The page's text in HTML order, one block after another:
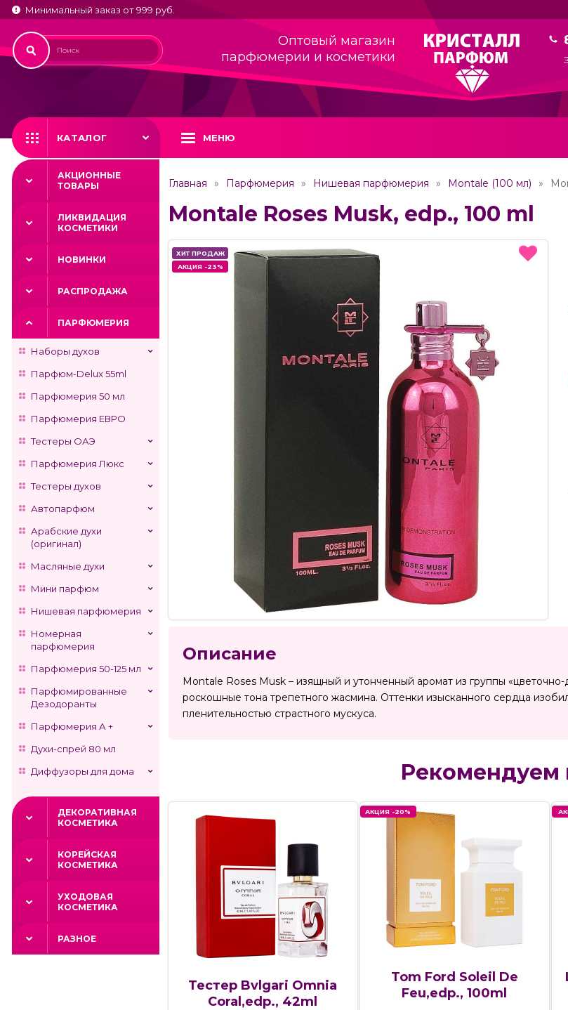
Минимальный заказ от 999 руб.
Оптовый магазин
парфюмерии и косметики
КАТАЛОГ МЕНЮ
АКЦИОННЫЕ
ТОВАРЫ
ЛИКВИДАЦИЯ
КОСМЕТИКИ
НОВИНКИ
РАСПРОДАЖА
ПАРФЮМЕРИЯ
Наборы духов
Парфюм-Delux 55ml
Парфюмерия 50 мл
Парфюмерия ЕВРО
Тестеры ОАЭ
Парфюмерия Люкс
Тестеры духов
Автопарфюм
Арабские духи
(оригинал)
Масляные духи
Мини парфюм
Нишевая парфюмерия
Номерная
парфюмерия
Парфюмерия 50-125 мл
Парфюмированные
Дезодоранты
Парфюмерия А +
Духи-спрей 80 мл
Диффузоры для дома
ДЕКОРАТИВНАЯ
КОСМЕТИКА
КОРЕЙСКАЯ
КОСМЕТИКА
УХОДОВАЯ
КОСМЕТИКА
РАЗНОЕ
Главная Парфюмерия Нишевая парфюмерия Montale (100 мл)
Montale Roses Musk, edp., 100 ml
ХИТ ПРОДАЖ
АКЦИЯ -23%
ХИТ ПРОДАЖ
АКЦИЯ -23%
Описание
Montale Roses Musk – изящный и утонченный аромат из группы
роскошные тона трепетного жасмина. Оттенки изысканного сердца
пленительностью страстного мускуса.
Рекомендуем
Тестер Bvlgari Omnia
Coral,edp., 42ml
АКЦИЯ -20%
Tom Ford Soleil De
Feu,edp., 100ml